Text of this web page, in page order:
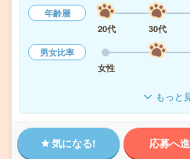
年齢層
20代
30代
男女比率
女性
もっと
気になる! 応募へ